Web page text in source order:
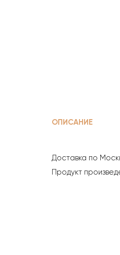
ОПИСАНИЕ
Доставка по
Продукт